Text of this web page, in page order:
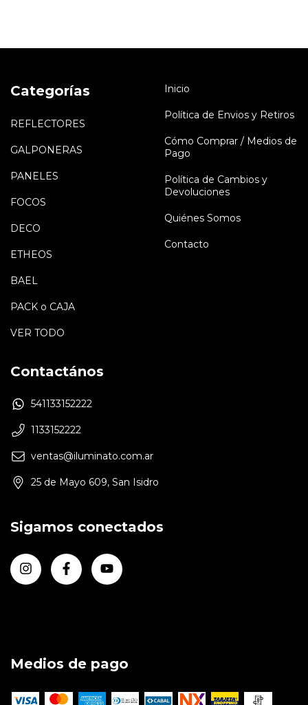
Categorías
REFLECTORES
GALPONERAS
PANELES
FOCOS
DECO
ETHEOS
BAEL
PACK o CAJA
VER TODO
Inicio
Política de Envios y Retiros
Cómo Comprar / Medios de
Pago
Política de Cambios y
Devoluciones
Quiénes Somos
Contacto
Contactános
541133152222
1133152222
ventas@iluminato.com.ar
25 de Mayo 609, San Isidro
Sigamos conectados
Medios de pago